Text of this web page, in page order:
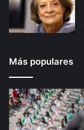
Más populares